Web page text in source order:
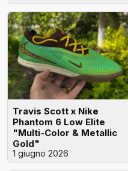
Travis Scott x Nike
Phantom 6 Low Elite
"Multi-Color & Metallic
Gold"
1 giugno 2026